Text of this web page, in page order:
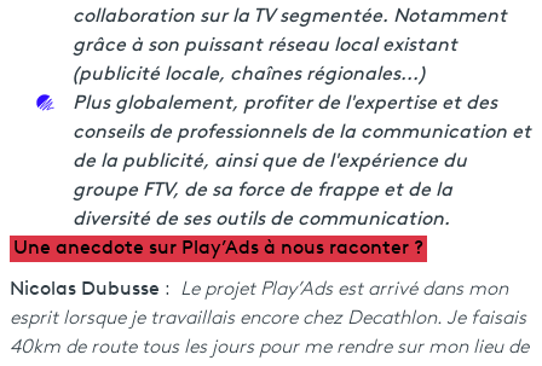
collaboration sur la TV segmentée. Notamment
grâce à son puissant réseau local existant
(publicité locale, chaînes régionales...)
Plus globalement, profiter de l'expertise et des
conseils de professionnels de la communication et
de la publicité, ainsi que de l'expérience du
groupe FTV, de sa force de frappe et de la
diversité de ses outils de communication.
Une anecdote sur Play’Ads à nous raconter ?
Nicolas Dubusse : Le projet Play’Ads est arrivé dans mon
esprit lorsque je travaillais encore chez Decathlon. Je faisais
40km de route tous les jours pour me rendre sur mon lieu de